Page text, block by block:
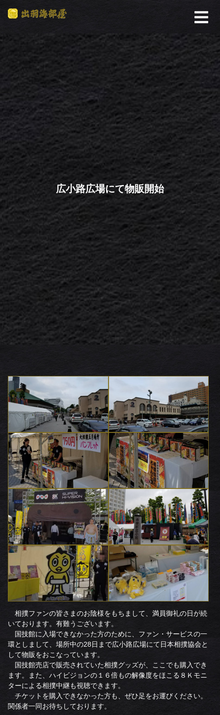
広小路広場にて物販開始
相撲ファンの皆さまのお陰様をもちまして、満員御礼の日が続
いております。有難うございます。
国技館に入場できなかった方のために、ファン・サービスの一
環としまして、場所中の28日まで広小路広場にて日本相撲協会と
して物販をおこなっています。
国技館売店で販売されていた相撲グッズが、ここでも購入でき
ます。また、ハイビジョンの１６倍もの解像度をほこる８Ｋモニ
ターによる相撲中継も視聴できます。
チケットを購入できなかった方も、ぜひ足をお運びください。
関係者一同お待ちしております。